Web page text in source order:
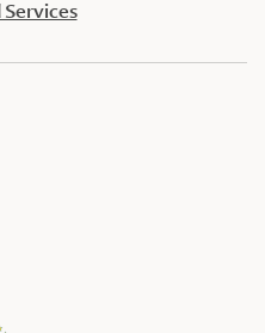
Services